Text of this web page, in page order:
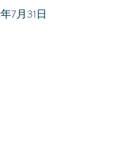
7月31日